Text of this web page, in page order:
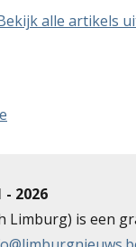
alle artikels
2026
Limburg) is een